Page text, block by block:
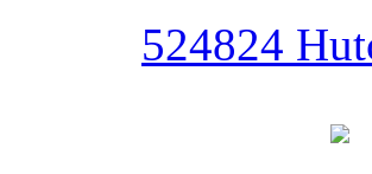
524824